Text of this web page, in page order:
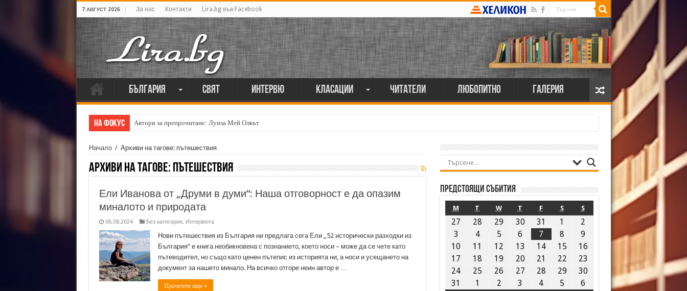
7 АВГУСТ 2026 За нас Контакти Lira.bg във Facebook
България Свят Интервю Класации Читатели Любопитно Галерия
На фокус Автори за препрочитане: Луиза Мей Олкът
Начало / Архиви на тагове: пътешествия
Архиви на тагове: пътешествия
Ели Иванова от „Друми в думи“: Наша отговорност е да опазим
миналото и природата
06.08.2024 Без категория, Интервюта
Нови пътешествия из България ни предлага сега Ели „52 исторически разходки из
България“ е книга необикновена с познанието, което носи – може да се чете като
пътеводител, но също като ценен пътепис из историята ни, а носи и усещането на
документ за нашето минало. На всичко отгоре неин автор е …
Прочетете още »
Предстоящи събития
M T W T F S S
27 28 29 30 31 1
2
3
4 5 6 7 8
9
10
11 12 13 14 15
16
17
18 19 20 21 22
23
24
25 26 27 28 29
30
31
1 2 3 4 5 6